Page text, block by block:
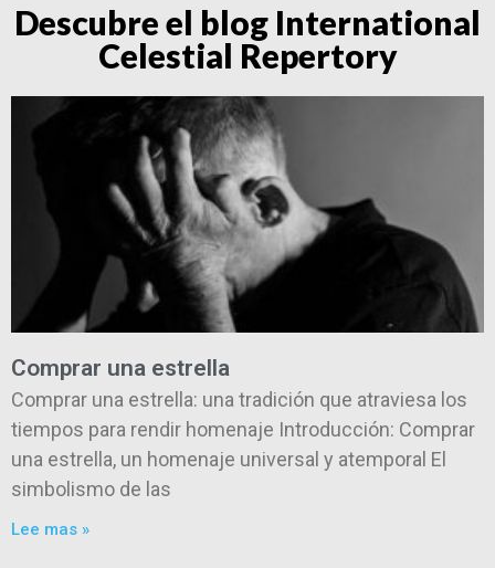
Descubre el blog International
Celestial Repertory
Comprar una estrella
Comprar una estrella: una tradición que atraviesa los
tiempos para rendir homenaje Introducción: Comprar
una estrella, un homenaje universal y atemporal El
simbolismo de las
Lee mas »